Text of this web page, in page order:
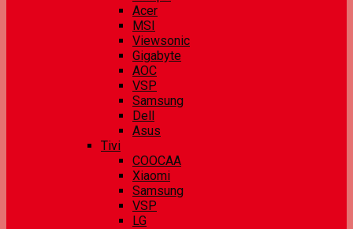
Acer
MSI
Viewsonic
Gigabyte
AOC
VSP
Samsung
Dell
Asus
Tivi
COOCAA
Xiaomi
Samsung
VSP
LG